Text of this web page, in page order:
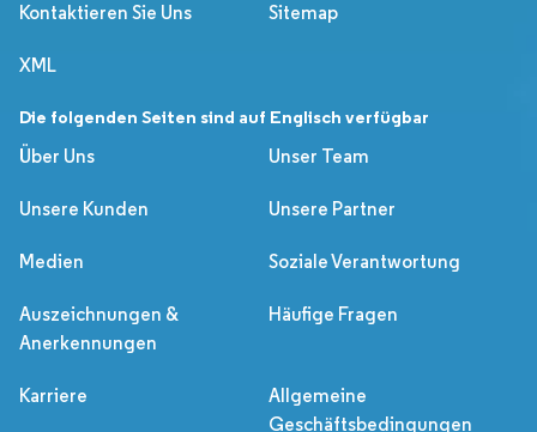
Kontaktieren Sie Uns Sitemap
XML
Die folgenden Seiten sind auf Englisch verfügbar
Über Uns
Unser Team
Unsere Kunden Unsere Partner
Medien Soziale Verantwortung
Auszeichnungen &
Anerkennungen
Häufige Fragen
Karriere
Allgemeine
Geschäftsbedingungen